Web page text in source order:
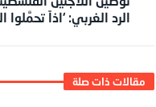
الرد الغربي: ‘اذاً تحمَّلوا